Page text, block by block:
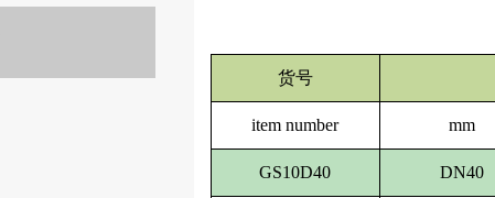
货号
item number mm
GS10D40 DN40